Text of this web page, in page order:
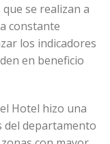
se realizan a
constante
los indicadores
en beneficio
Hotel hizo una
del departamento